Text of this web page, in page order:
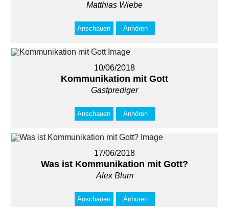
Matthias Wiebe
Anschauen Anhören
10/06/2018
Kommunikation mit Gott
Gastprediger
Anschauen Anhören
17/06/2018
Was ist Kommunikation mit Gott?
Alex Blum
Anschauen Anhören